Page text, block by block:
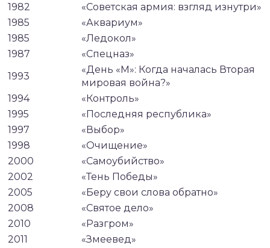
1982
«Советская армия: взгляд изнутри»
1985
«Аквариум»
1985
«Ледокол»
1987
«Спецназ»
1993
«День «М»: Когда началась Вторая
мировая война?»
1994
«Контроль»
1995
«Последняя республика»
1997
«Выбор»
1998
«Очищение»
2000
«Самоубийство»
2002
«Тень Победы»
2005
«Беру свои слова обратно»
2008
«Святое дело»
2010
«Разгром»
2011
«Змеевед»